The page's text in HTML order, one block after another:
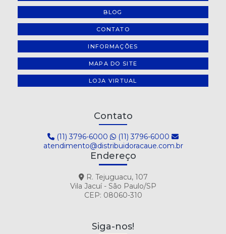
BLOG
CONTATO
INFORMAÇÕES
MAPA DO SITE
LOJA VIRTUAL
Contato
(11) 3796-6000
(11) 3796-6000
atendimento@distribuidoracaue.com.br
Endereço
R. Tejuguacu, 107
Vila Jacuí - São Paulo/SP
CEP: 08060-310
Siga-nos!